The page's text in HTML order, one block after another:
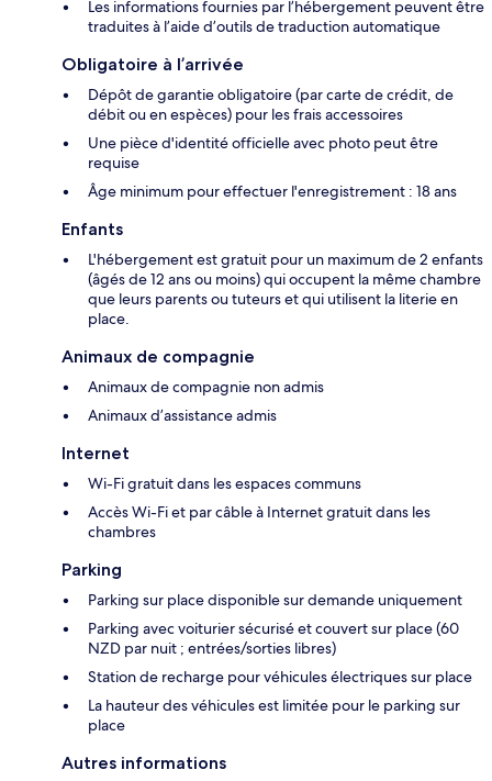
Les informations fournies par l’hébergement peuvent être
traduites à l’aide d’outils de traduction automatique
Obligatoire à l’arrivée
Dépôt de garantie obligatoire (par carte de crédit, de
débit ou en espèces) pour les frais accessoires
Une pièce d'identité officielle avec photo peut être
requise
Âge minimum pour effectuer l'enregistrement : 18 ans
Enfants
L'hébergement est gratuit pour un maximum de 2 enfants
(âgés de 12 ans ou moins) qui occupent la même chambre
que leurs parents ou tuteurs et qui utilisent la literie en
place.
Animaux de compagnie
Animaux de compagnie non admis
Animaux d’assistance admis
Internet
Wi-Fi gratuit dans les espaces communs
Accès Wi-Fi et par câble à Internet gratuit dans les
chambres
Parking
Parking sur place disponible sur demande uniquement
Parking avec voiturier sécurisé et couvert sur place (60
NZD par nuit ; entrées/sorties libres)
Station de recharge pour véhicules électriques sur place
La hauteur des véhicules est limitée pour le parking sur
place
Autres informations